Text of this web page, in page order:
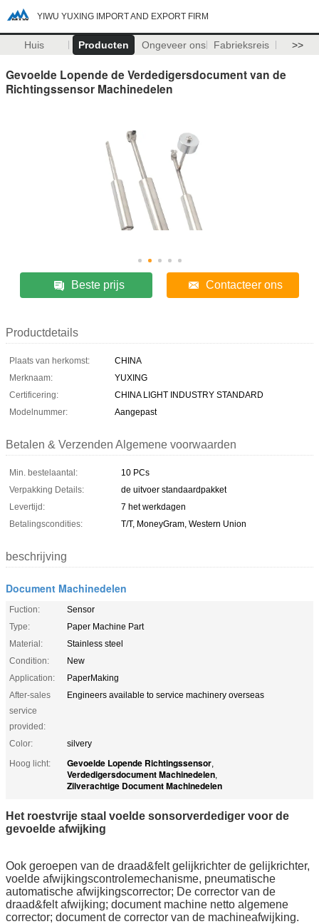
YIWU YUXING IMPORT AND EXPORT FIRM
Huis Producten Ongeveer ons Fabrieksreis >>
Gevoelde Lopende de Verdedigersdocument van de
Richtingssensor Machinedelen
Beste prijs Contacteer ons
Productdetails
Plaats van herkomst:
CHINA
Merknaam:
YUXING
Certificering:
CHINA LIGHT INDUSTRY STANDARD
Modelnummer:
Aangepast
Betalen & Verzenden Algemene voorwaarden
Min. bestelaantal:
10 PCs
Verpakking Details:
de uitvoer standaardpakket
Levertijd:
7 het werkdagen
Betalingscondities:
T/T, MoneyGram, Western Union
beschrijving
Document Machinedelen
Fuction:
Sensor
Type:
Paper Machine Part
Material:
Stainless steel
Condition:
New
Application:
PaperMaking
After-sales
service
provided:
Engineers available to service machinery overseas
Color:
silvery
Hoog licht:
Gevoelde Lopende Richtingssensor,
Verdedigersdocument Machinedelen,
Zilverachtige Document Machinedelen
Het roestvrije staal voelde sonsorverdediger voor de
gevoelde afwijking
Ook geroepen van de draad&felt gelijkrichter de gelijkrichter,
voelde afwijkingscontrolemechanisme, pneumatische
automatische afwijkingscorrector; De corrector van de
draad&felt afwijking; document machine netto algemene
corrector; document de corrector van de machineafwijking.